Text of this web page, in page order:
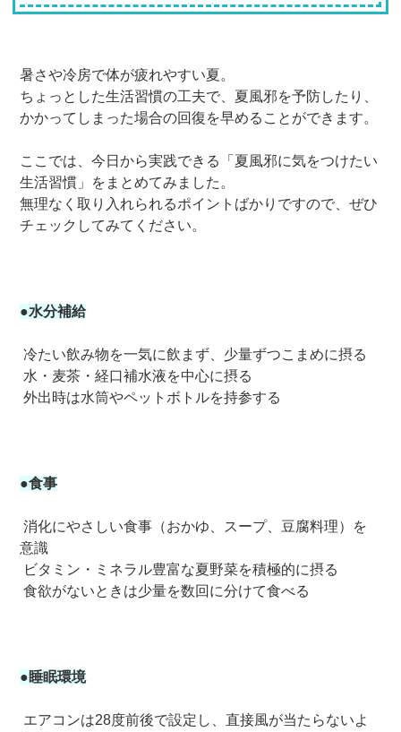
暑さや冷房で体が疲れやすい夏。
ちょっとした生活習慣の工夫で、夏風邪を予防したり、
かかってしまった場合の回復を早めることができます。
ここでは、今日から実践できる「夏風邪に気をつけたい
生活習慣」をまとめてみました。
無理なく取り入れられるポイントばかりですので、ぜひ
チェックしてみてください。
●水分補給
冷たい飲み物を一気に飲まず、少量ずつこまめに摂る
水・麦茶・経口補水液を中心に摂る
外出時は水筒やペットボトルを持参する
●食事
消化にやさしい食事（おかゆ、スープ、豆腐料理）を
意識
ビタミン・ミネラル豊富な夏野菜を積極的に摂る
食欲がないときは少量を数回に分けて食べる
●睡眠環境
エアコンは28度前後で設定し、直接風が当たらないよ